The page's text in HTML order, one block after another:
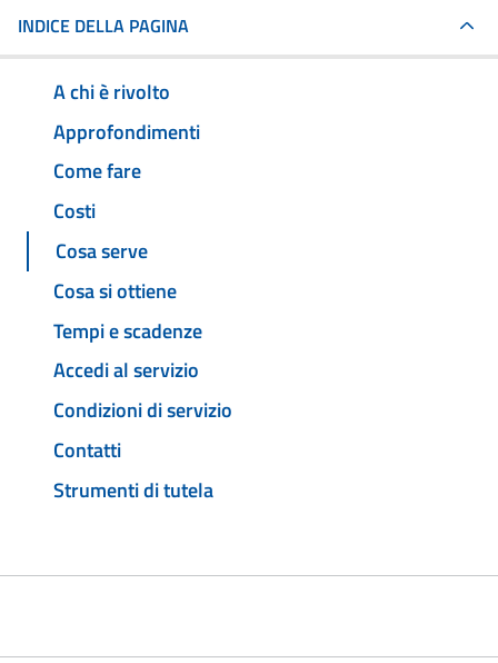
INDICE DELLA PAGINA
A chi è rivolto
Approfondimenti
Come fare
Costi
Cosa serve
Cosa si ottiene
Tempi e scadenze
Accedi al servizio
Condizioni di servizio
Contatti
Strumenti di tutela